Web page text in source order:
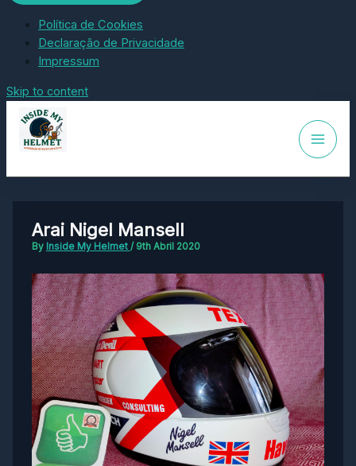
Política de Cookies
Declaração de Privacidade
Impressum
Skip to content
Arai Nigel Mansell
By Inside My Helmet / 9th Abril 2020